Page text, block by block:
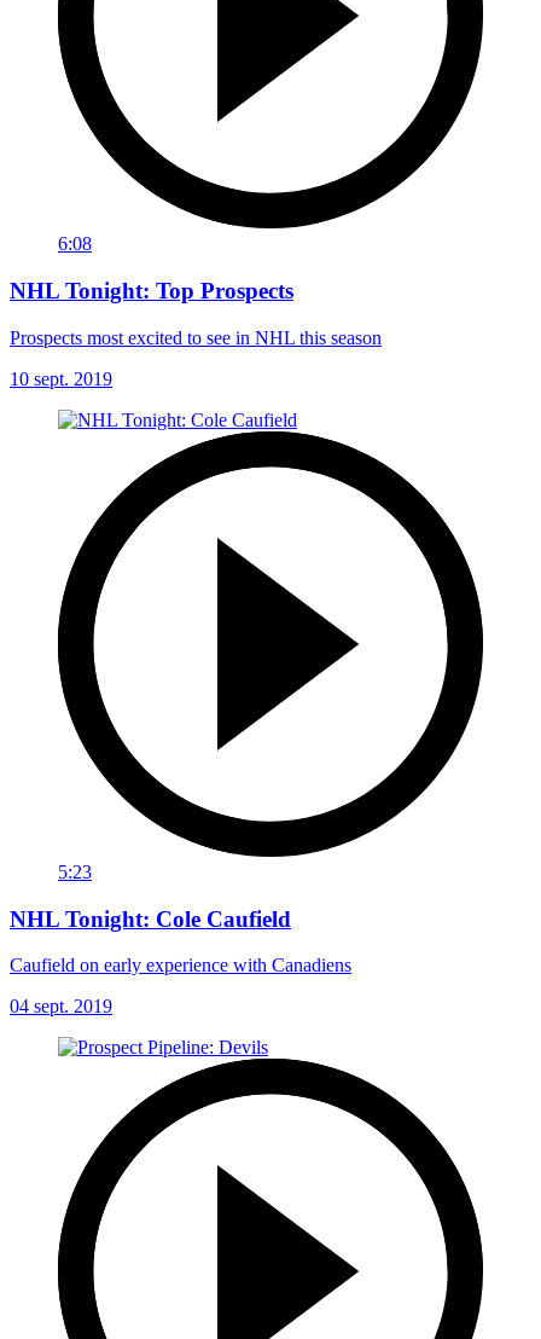
6:08
NHL Tonight: Top Prospects
Prospects most excited to see in NHL this season
10 sept. 2019
5:23
NHL Tonight: Cole Caufield
Caufield on early experience with Canadiens
04 sept. 2019